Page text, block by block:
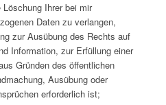
Ihrer bei mir
Daten zu verlangen,
zur Ausübung des Rechts auf
Information, zur Erfüllung einer
Gründen des öffentlichen
Ausübung oder
erforderlich ist;